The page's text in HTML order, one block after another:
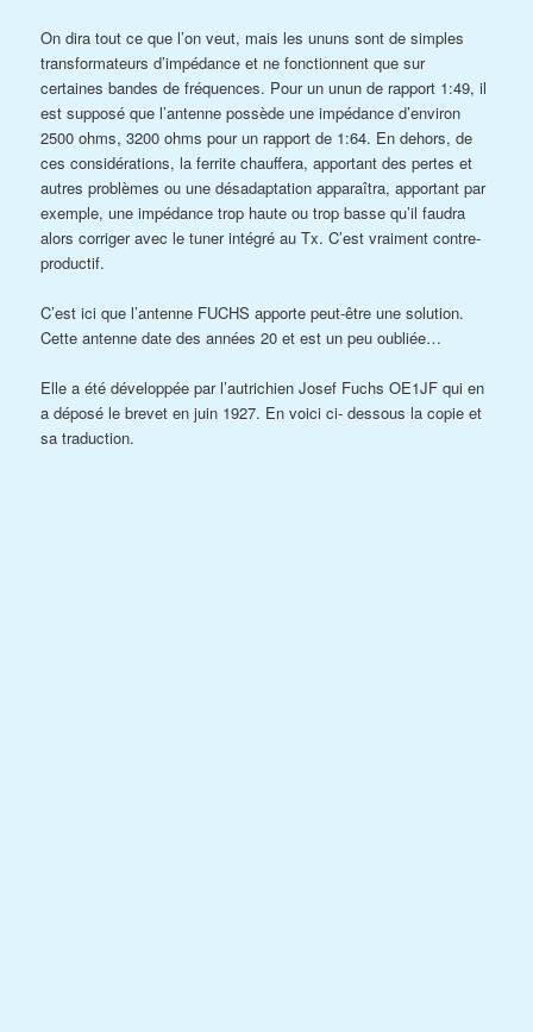
On dira tout ce que l’on veut, mais les ununs sont de simples
transformateurs d’impédance et ne fonctionnent que sur
certaines bandes de fréquences. Pour un unun de rapport 1:49, il
est supposé que l’antenne possède une impédance d’environ
2500 ohms, 3200 ohms pour un rapport de 1:64. En dehors, de
ces considérations, la ferrite chauffera, apportant des pertes et
autres problèmes ou une désadaptation apparaîtra, apportant par
exemple, une impédance trop haute ou trop basse qu’il faudra
alors corriger avec le tuner intégré au Tx. C’est vraiment contre-
productif.
C’est ici que l’antenne FUCHS apporte peut-être une solution.
Cette antenne date des années 20 et est un peu oubliée…
Elle a été développée par l’autrichien Josef Fuchs OE1JF qui en
a déposé le brevet en juin 1927. En voici ci- dessous la copie et
sa traduction.